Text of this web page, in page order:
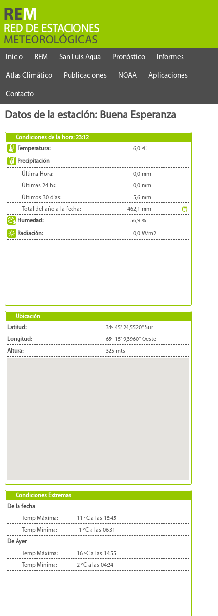
Inicio REM San Luis Agua Pronóstico Informes
Atlas Climático Publicaciones NOAA Aplicaciones
Contacto
Datos de la estación: Buena Esperanza
Condiciones de la hora:23:12
Temperatura:
6,0 ºC
Precipitación
Última Hora: 0,0 mm
Últimas 24 hs:
0,0 mm
Últimos 30 días:
5,6 mm
Total del año a la fecha:
462,1 mm
(*)
Humedad:
56,9 %
Radiación: 0,0 W/m2
Ubicación
Latitud:
34º 45' 24,5520'' Sur
Longitud:
65º 15' 9,3960'' Oeste
Altura:
325 mts
Condiciones Extremas
De la fecha
Temp Máxima:
11 ºC a las 15:45
Temp Mínima:
-1 ºC a las 06:31
De Ayer
Temp Máxima:
16 ºC a las 14:55
Temp Mínima:
2 ºC a las 04:24